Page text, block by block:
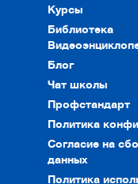
Курсы
Библиотека
Блог
Чат школы
Профстандарт
Политика
Согласие на
данных
Политика